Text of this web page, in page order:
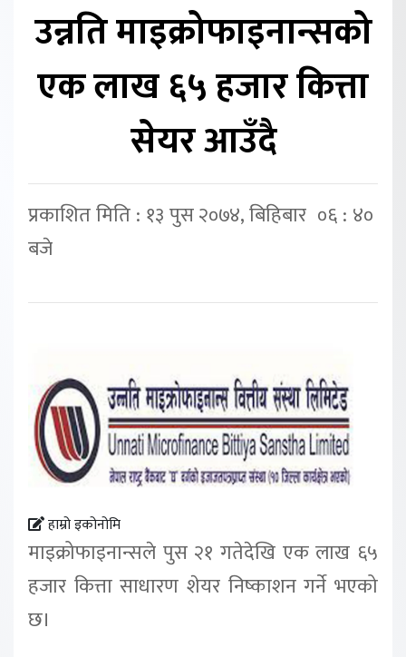
उन्नति माइक्रोफाइनान्सको
एक लाख ६५ हजार कित्ता
सेयर आउँदै
प्रकाशित मिति : १३ पुस २०७४, बिहिबार ०६ : ४०
बजे
हाम्रो इकोनोमि
माइक्रोफाइनान्सले पुस २१ गतेदेखि एक लाख ६५
हजार कित्ता साधारण शेयर निष्काशन गर्ने भएको
छ।